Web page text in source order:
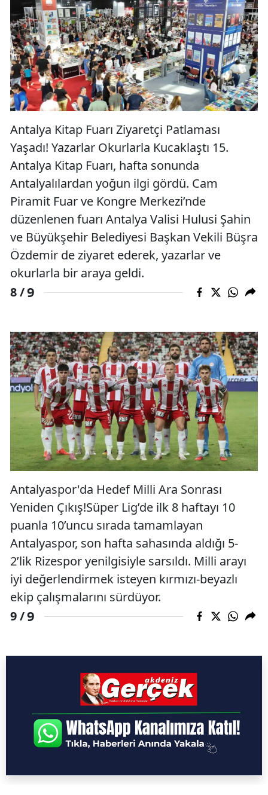
Antalya Kitap Fuarı Ziyaretçi Patlaması
Yaşadı! Yazarlar Okurlarla Kucaklaştı 15.
Antalya Kitap Fuarı, hafta sonunda
Antalyalılardan yoğun ilgi gördü. Cam
Piramit Fuar ve Kongre Merkezi’nde
düzenlenen fuarı Antalya Valisi Hulusi Şahin
ve Büyükşehir Belediyesi Başkan Vekili Büşra
Özdemir de ziyaret ederek, yazarlar ve
okurlarla bir araya geldi.
8 /9
Antalyaspor'da Hedef Milli Ara Sonrası
Yeniden Çıkış!Süper Lig’de ilk 8 haftayı 10
puanla 10’uncu sırada tamamlayan
Antalyaspor, son hafta sahasında aldığı 5-
2’lik Rizespor yenilgisiyle sarsıldı. Milli arayı
iyi değerlendirmek isteyen kırmızı-beyazlı
ekip çalışmalarını sürdüyor.
9 /9